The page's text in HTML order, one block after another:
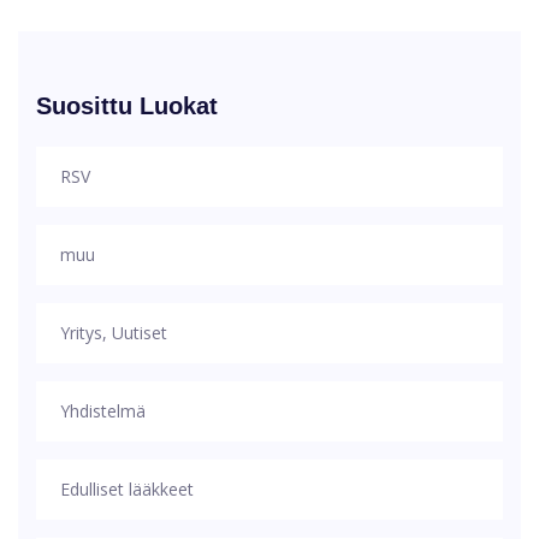
Suosittu Luokat
RSV
muu
Yritys, Uutiset
Yhdistelmä
Edulliset lääkkeet